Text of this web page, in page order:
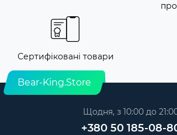
Сертифіковані товари
Bear-King.Store
Щодня, з 10:00 до
+380 50 185-08-